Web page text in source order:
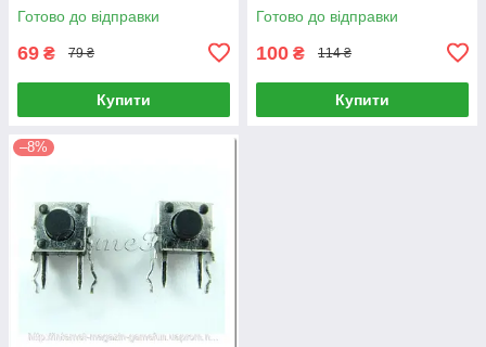
Готово до відправки
69 ₴ 79 ₴
Купити
Готово до відправки
100 ₴ 114 ₴
Купити
–8%